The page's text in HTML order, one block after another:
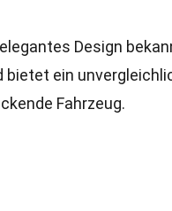
Design
bietet ein
Fahrzeug.